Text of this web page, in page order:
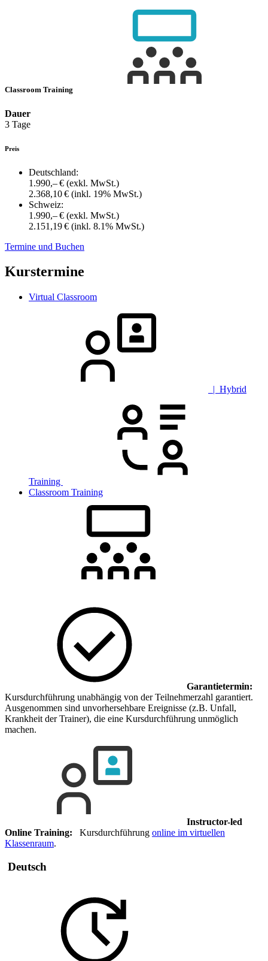
Classroom Training
Dauer
3 Tage
Preis
Deutschland:
1.990,– € (exkl. MwSt.)
2.368,10 € (inkl. 19% MwSt.)
Schweiz:
1.990,– € (exkl. MwSt.)
2.151,19 € (inkl. 8.1% MwSt.)
Termine und Buchen
Kurstermine
Virtual Classroom
| Hybrid
Training
Classroom Training
Garantietermin:
Kursdurchführung unabhängig von der Teilnehmerzahl garantiert.
Ausgenommen sind unvorhersehbare Ereignisse (z.B. Unfall,
Krankheit der Trainer), die eine Kursdurchführung unmöglich
machen.
Instructor-led
Online Training: Kursdurchführung online im virtuellen
Klassenraum.
Deutsch